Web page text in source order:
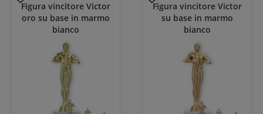
Figura vincitore Victor
oro su base in marmo
bianco
Figura vincitore Victor
su base in marmo
bianco